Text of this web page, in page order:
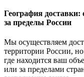
География доставки:
за пределы России
Мы осуществляем
территории России,
где находится ваш
или за пределами